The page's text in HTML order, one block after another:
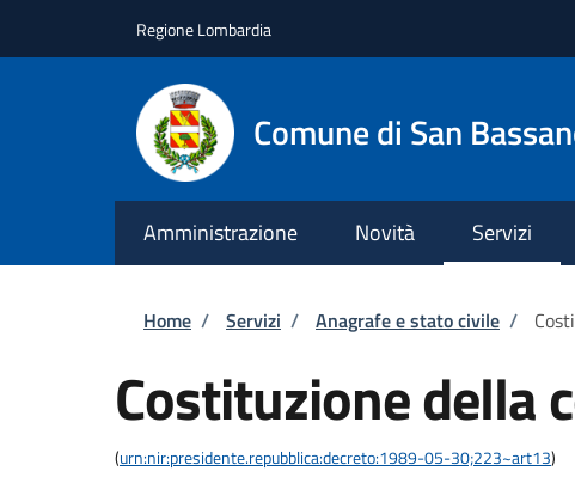
Regione Lombardia
Comune di San
Amministrazione Novità Servizi
Briciole di pane
Home / Servizi / Anagrafe e stato civile /
Costituzione della
(urn:nir:presidente.repubblica:decreto:1989-05-30;223~art13)